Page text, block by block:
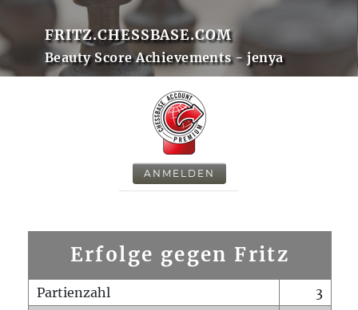
FRITZ.CHESSBASE.COM
Beauty Score Achievements - jenya
ANMELDEN
Erfolge gegen Fritz
Partienzahl
3